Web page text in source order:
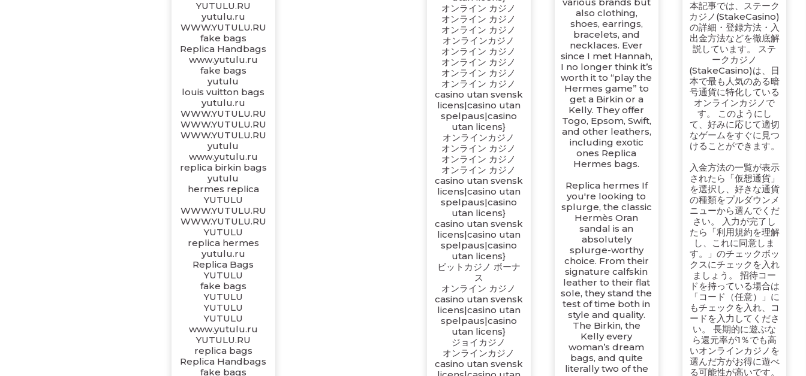
YUTULU.RU
yutulu.ru
WWW.YUTULU.RU
fake bags
Replica Handbags
www.yutulu.ru
fake bags
yutulu
louis vuitton bags
yutulu.ru
WWW.YUTULU.RU
WWW.YUTULU.RU
WWW.YUTULU.RU
yutulu
www.yutulu.ru
replica birkin bags
yutulu
hermes replica
YUTULU
WWW.YUTULU.RU
WWW.YUTULU.RU
YUTULU
replica hermes
yutulu.ru
Replica Bags
YUTULU
fake bags
YUTULU
YUTULU
YUTULU
www.yutulu.ru
YUTULU.RU
replica bags
Replica Handbags
fake bags
オンライン カジノ
オンライン カジノ
オンライン カジノ
オンラインカジノ
オンライン カジノ
オンライン カジノ
オンライン カジノ
オンライン カジノ
casino utan svensk
licens|casino utan
spelpaus|casino
utan licens}
オンラインカジノ
オンライン カジノ
オンライン カジノ
オンライン カジノ
casino utan svensk
licens|casino utan
spelpaus|casino
utan licens}
casino utan svensk
licens|casino utan
spelpaus|casino
utan licens}
ビットカジノ ボーナ
ス
オンライン カジノ
casino utan svensk
licens|casino utan
spelpaus|casino
utan licens}
ジョイカジノ
オンラインカジノ
casino utan svensk
also clothing,
shoes, earrings,
bracelets, and
necklaces. Ever
since I met Hannah,
I no longer think it’s
worth it to “play the
Hermes game” to
get a Birkin or a
Kelly. They offer
Togo, Epsom, Swift,
and other leathers,
including exotic
ones Replica
Hermes bags.
Replica hermes If
you're looking to
splurge, the classic
Hermès Oran
sandal is an
absolutely
splurge-worthy
choice. From their
signature calfskin
leather to their flat
sole, they stand the
test of time both in
style and quality.
The Birkin, the
Kelly every
woman’s dream
bags, and quite
literally two of the
本記事では、ステーク
カジノ(StakeCasino)
の詳細・登録方法・入
出金方法などを徹底解
説しています。 ステ
ークカジノ
(StakeCasino)は、日
本で最も人気のある暗
号通貨に特化している
オンラインカジノで
す。 このようにし
て、好みに応じて適切
なゲームをすぐに見つ
けることができます。
入金方法の一覧が表示
されたら「仮想通貨」
を選択し、好きな通貨
の種類をプルダウンメ
ニューから選んでくだ
さい。 入力が完了し
たら「利用規約を理解
し、これに同意しま
す。」のチェックボッ
クスにチェックを入れ
ましょう。 招待コー
ドを持っている場合は
「コード（任意）」に
もチェックを入れ、コ
ードを入力してくださ
い。 長期的に遊ぶな
ら還元率が1％でも高
いオンラインカジノを
選んだ方がお得に遊べ
る可能性が高いです。